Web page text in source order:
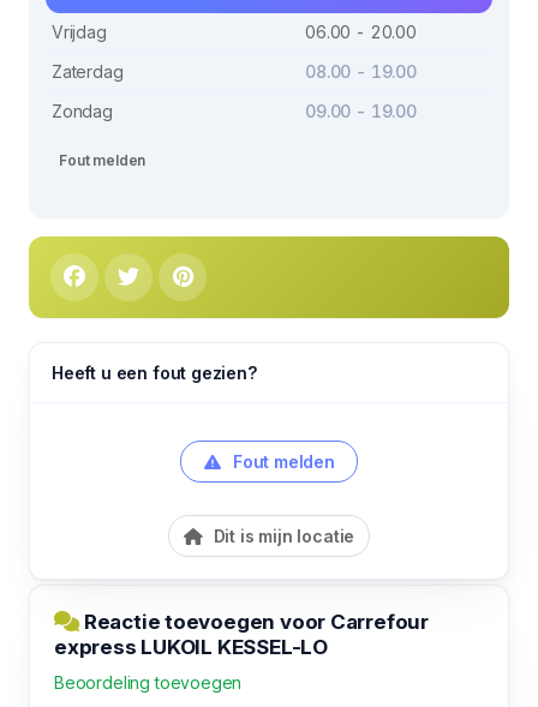
Vrijdag
06.00 - 20.00
Zaterdag
08.00 - 19.00
Zondag
09.00 - 19.00
Fout melden
Heeft u een fout gezien?
Fout melden
Dit is mijn locatie
Reactie toevoegen voor Carrefour
express LUKOIL KESSEL-LO
Beoordeling toevoegen